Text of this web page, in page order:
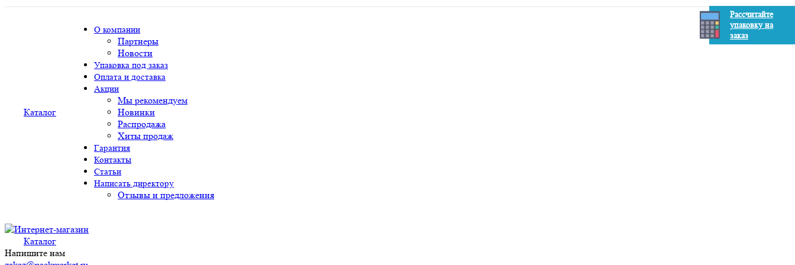
Каталог
О компании
Партнеры
Новости
Упаковка под заказ
Оплата и доставка
Акции
Мы рекомендуем
Новинки
Распродажа
Хиты продаж
Гарантия
Контакты
Статьи
Написать директору
Отзывы и предложения
Каталог
Напишите нам
Рассчитайте
упаковку на
заказ